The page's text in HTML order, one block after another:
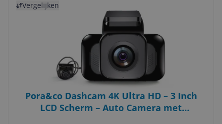
Vergelijken
Pora&co Dashcam 4K Ultra HD – 3 Inch
LCD Scherm – Auto Camera met